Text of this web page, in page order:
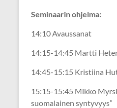
Seminaarin ohjelma:
14:10 Avaussanat
14:15-14:45 Martti
14:45-15:15 Kristiina
15:15-15:45 Mikko
suomalainen syntyvyys”